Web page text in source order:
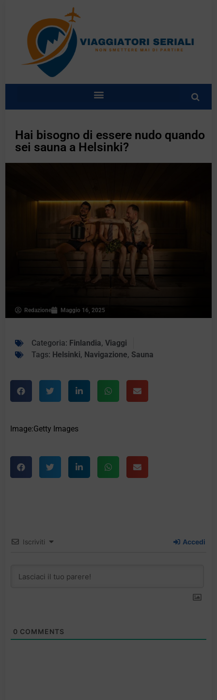
Hai bisogno di essere nudo quando
sei sauna a Helsinki?
Redazione Maggio 16, 2025
Categoria: Finlandia,Viaggi
Tags: Helsinki, Navigazione, Sauna
Image:Getty Images
Iscriviti Accedi
0 COMMENTS